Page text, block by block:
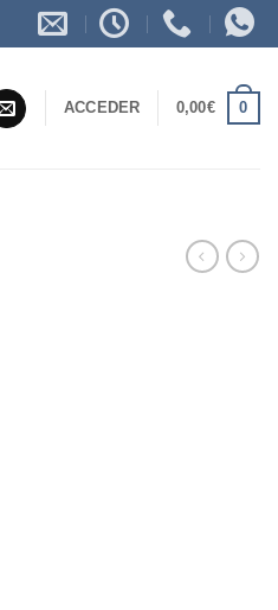
ACCEDER 0,00€ 0